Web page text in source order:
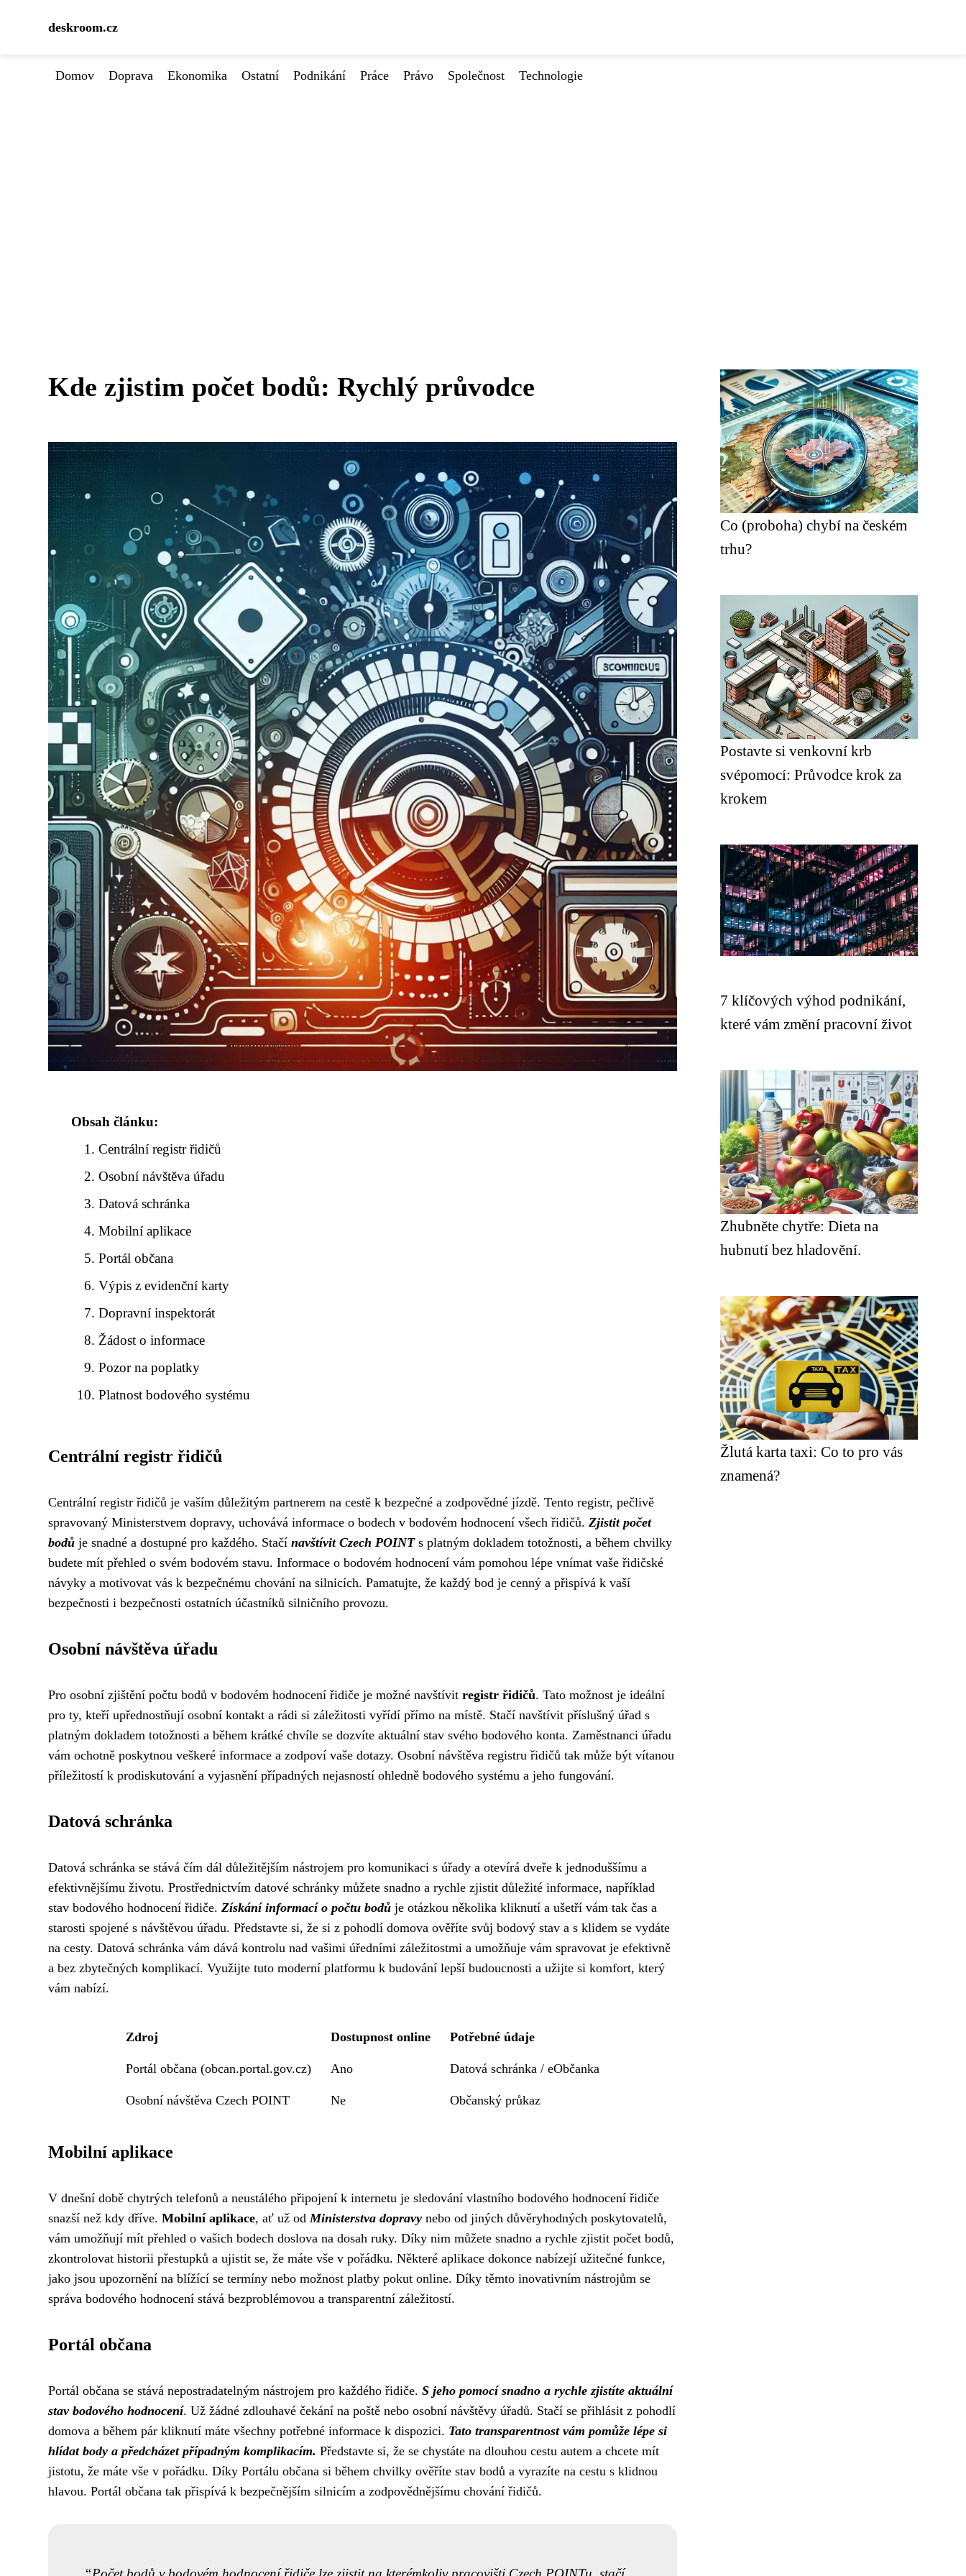
deskroom.cz
Domov Doprava Ekonomika Ostatní Podnikání Práce Právo Společnost Technologie
Kde zjistim počet bodů: Rychlý průvodce
Obsah článku:
Centrální registr řidičů
Osobní návštěva úřadu
Datová schránka
Mobilní aplikace
Portál občana
Výpis z evidenční karty
Dopravní inspektorát
Žádost o informace
Pozor na poplatky
Platnost bodového systému
Centrální registr řidičů
Centrální registr řidičů je vaším důležitým partnerem na cestě k bezpečné a zodpovědné jízdě. Tento registr, pečlivě
spravovaný Ministerstvem dopravy, uchovává informace o bodech v bodovém hodnocení všech řidičů. Zjistit počet
bodů je snadné a dostupné pro každého. Stačí navštívit Czech POINTs platným dokladem totožnosti, a během chvilky
budete mít přehled o svém bodovém stavu. Informace o bodovém hodnocení vám pomohou lépe vnímat vaše řidičské
návyky a motivovat vás k bezpečnému chování na silnicích. Pamatujte, že každý bod je cenný a přispívá k vaší
bezpečnosti i bezpečnosti ostatních účastníků silničního provozu.
Osobní návštěva úřadu
Pro osobní zjištění počtu bodů v bodovém hodnocení řidiče je možné navštívit registr řidičů. Tato možnost je ideální
pro ty, kteří upřednostňují osobní kontakt a rádi si záležitosti vyřídí přímo na místě. Stačí navštívit příslušný úřad s
platným dokladem totožnosti a během krátké chvíle se dozvíte aktuální stav svého bodového konta. Zaměstnanci úřadu
vám ochotně poskytnou veškeré informace a zodpoví vaše dotazy. Osobní návštěva registru řidičů tak může být vítanou
příležitostí k prodiskutování a vyjasnění případných nejasností ohledně bodového systému a jeho fungování.
Datová schránka
Datová schránka se stává čím dál důležitějším nástrojem pro komunikaci s úřady a otevírá dveře k jednoduššímu a
efektivnějšímu životu. Prostřednictvím datové schránky můžete snadno a rychle zjistit důležité informace, například
stav bodového hodnocení řidiče. Získání informací o počtu bodů je otázkou několika kliknutí a ušetří vám tak čas a
starosti spojené s návštěvou úřadu. Představte si, že si z pohodlí domova ověříte svůj bodový stav a s klidem se vydáte
na cesty. Datová schránka vám dává kontrolu nad vašimi úředními záležitostmi a umožňuje vám spravovat je efektivně
a bez zbytečných komplikací. Využijte tuto moderní platformu k budování lepší budoucnosti a užijte si komfort, který
vám nabízí.
Zdroj Dostupnost online Potřebné údaje
Portál občana (obcan.portal.gov.cz) Ano Datová schránka / eObčanka
Osobní návštěva Czech POINT Ne Občanský průkaz
Mobilní aplikace
V dnešní době chytrých telefonů a neustálého připojení k internetu je sledování vlastního bodového hodnocení řidiče
snazší než kdy dříve. Mobilní aplikace, ať už odMinisterstva dopravy nebo od jiných důvěryhodných poskytovatelů,
vám umožňují mít přehled o vašich bodech doslova na dosah ruky. Díky nim můžete snadno a rychle zjistit počet bodů,
zkontrolovat historii přestupků a ujistit se, že máte vše v pořádku. Některé aplikace dokonce nabízejí užitečné funkce,
jako jsou upozornění na blížící se termíny nebo možnost platby pokut online. Díky těmto inovativním nástrojům se
správa bodového hodnocení stává bezproblémovou a transparentní záležitostí.
Portál občana
Portál občana se stává nepostradatelným nástrojem pro každého řidiče. S jeho pomocí snadno a rychle zjistíte aktuální
stav bodového hodnocení. Už žádné zdlouhavé čekání na poště nebo osobní návštěvy úřadů. Stačí se přihlásit z pohodlí
domova a během pár kliknutí máte všechny potřebné informace k dispozici. Tato transparentnost vám pomůže lépe si
hlídat body a předcházet případným komplikacím. Představte si, že se chystáte na dlouhou cestu autem a chcete mít
jistotu, že máte vše v pořádku. Díky Portálu občana si během chvilky ověříte stav bodů a vyrazíte na cestu s klidnou
hlavou. Portál občana tak přispívá k bezpečnějším silnicím a zodpovědnějšímu chování řidičů.
Co (proboha) chybí na českém
trhu?
Postavte si venkovní krb
svépomocí: Průvodce krok za
krokem
7 klíčových výhod podnikání,
které vám změní pracovní život
Zhubněte chytře: Dieta na
hubnutí bez hladovění.
Žlutá karta taxi: Co to pro vás
znamená?